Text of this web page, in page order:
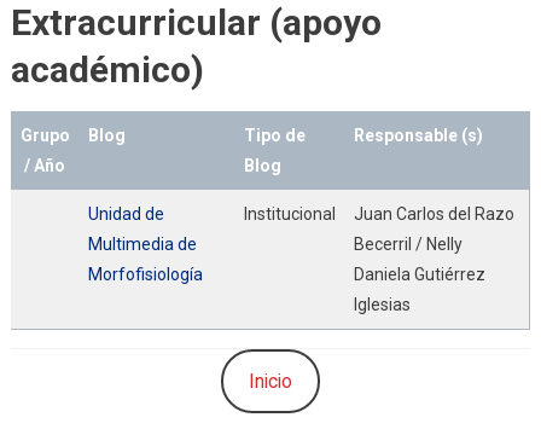
Extracurricular (apoyo
académico)
Grupo
/ Año
Blog
Tipo de
Blog
Responsable (s)
Unidad de
Multimedia de
Morfofisiología
Institucional
Juan Carlos del Razo
Becerril / Nelly
Daniela Gutiérrez
Iglesias
Inicio